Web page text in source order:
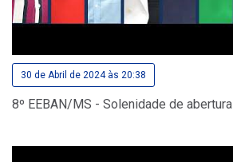
30 de Abril de 2024 às 20:38
8º EEBAN/MS - Solenidade de abertura